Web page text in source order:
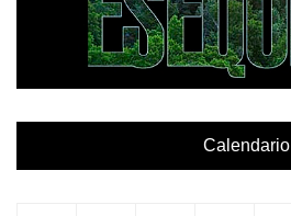
Calendario